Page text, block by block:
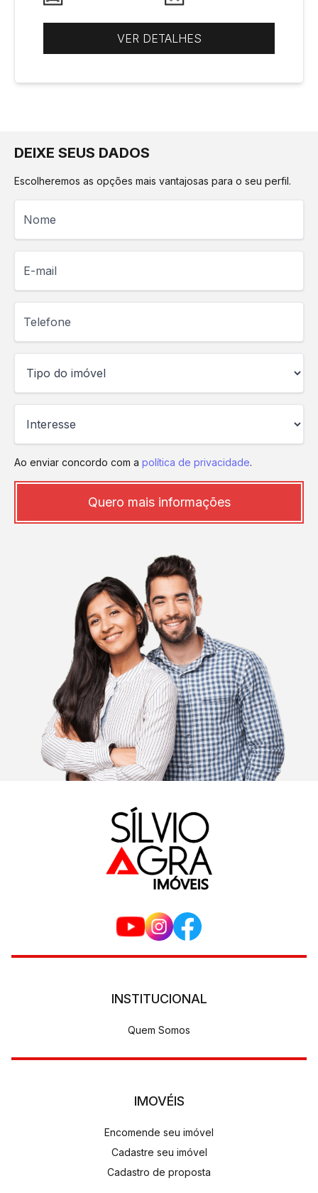
VER DETALHES
DEIXE SEUS DADOS
Escolheremos as opções mais vantajosas para o seu perfil.
Ao enviar concordo com a política de privacidade.
Quero mais informações
INSTITUCIONAL
Quem Somos
IMOVÉIS
Encomende seu imóvel
Cadastre seu imóvel
Cadastro de proposta